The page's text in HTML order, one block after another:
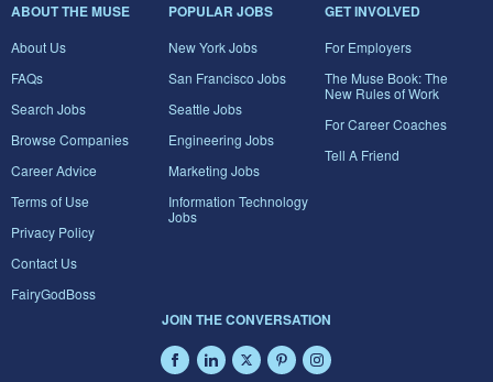
ABOUT THE MUSE
About Us
FAQs
Search Jobs
Browse Companies
Career Advice
Terms of Use
Privacy Policy
Contact Us
FairyGodBoss
POPULAR JOBS
New York Jobs
San Francisco Jobs
Seattle Jobs
Engineering Jobs
Marketing Jobs
Information Technology
Jobs
GET INVOLVED
For Employers
The Muse Book: The
New Rules of Work
For Career Coaches
Tell A Friend
JOIN THE CONVERSATION